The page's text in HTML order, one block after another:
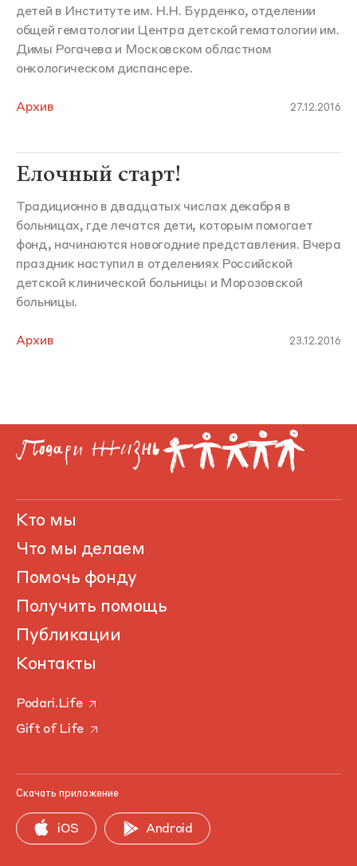
детей в Институте им. Н.Н. Бурденко, отделении
общей гематологии Центра детской гематологии им.
Димы Рогачева и Московском областном
онкологическом диспансере.
Архив 27.12.2016
Елочный старт!
Традиционно в двадцатых числах декабря в
больницах, где лечатся дети, которым помогает
фонд, начинаются новогодние представления. Вчера
праздник наступил в отделениях Российской
детской клинической больницы и Морозовской
больницы.
Архив 23.12.2016
Кто мы
Что мы делаем
Помочь фонду
Получить помощь
Публикации
Контакты
Podari.Life
Gift of Life
Скачать приложение
iOS Android